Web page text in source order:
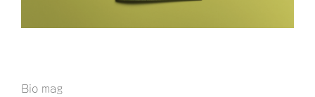
Bio mag